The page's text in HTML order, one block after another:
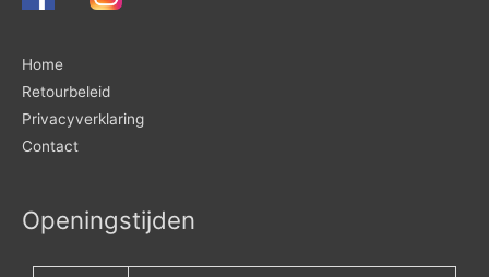
Home
Retourbeleid
Privacyverklaring
Contact
Openingstijden